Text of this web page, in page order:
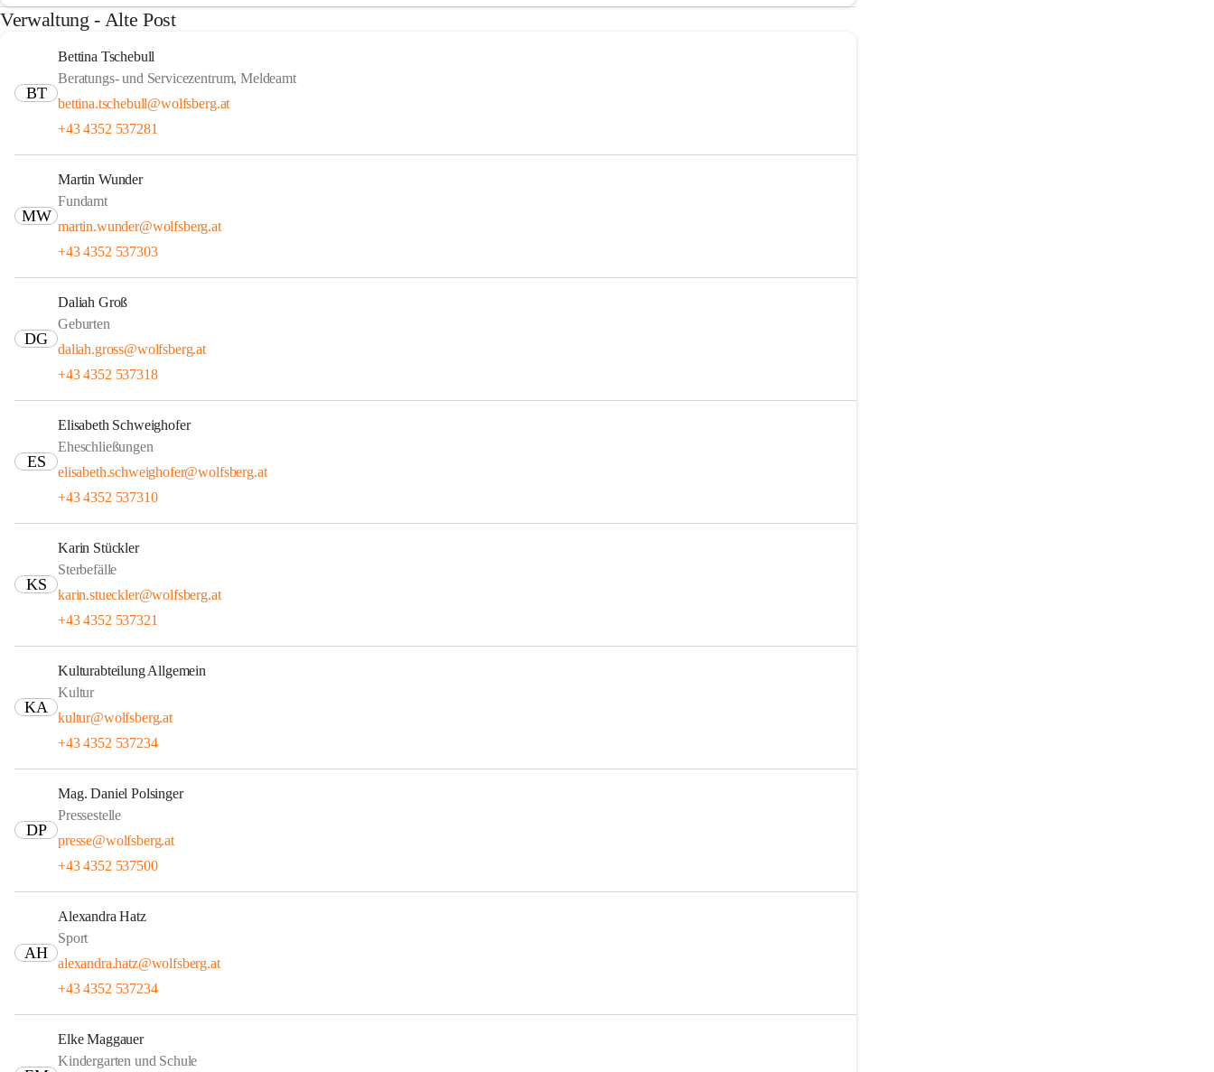
Verwaltung - Alte Post
BT
Bettina Tschebull
Beratungs- und Servicezentrum, Meldeamt
bettina.tschebull@wolfsberg.at
+43 4352 537281
MW
Martin Wunder
Fundamt
martin.wunder@wolfsberg.at
+43 4352 537303
DG
Daliah Groß
Geburten
daliah.gross@wolfsberg.at
+43 4352 537318
ES
Elisabeth Schweighofer
Eheschließungen
elisabeth.schweighofer@wolfsberg.at
+43 4352 537310
KS
Karin Stückler
Sterbefälle
karin.stueckler@wolfsberg.at
+43 4352 537321
KA
Kulturabteilung Allgemein
Kultur
kultur@wolfsberg.at
+43 4352 537234
DP
Mag. Daniel Polsinger
Pressestelle
presse@wolfsberg.at
+43 4352 537500
AH
Alexandra Hatz
Sport
alexandra.hatz@wolfsberg.at
+43 4352 537234
Elke Maggauer
Kindergarten und Schule